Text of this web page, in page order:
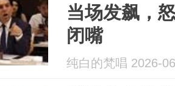
当场发飙，
闭嘴
纯白的梵唱 2026-